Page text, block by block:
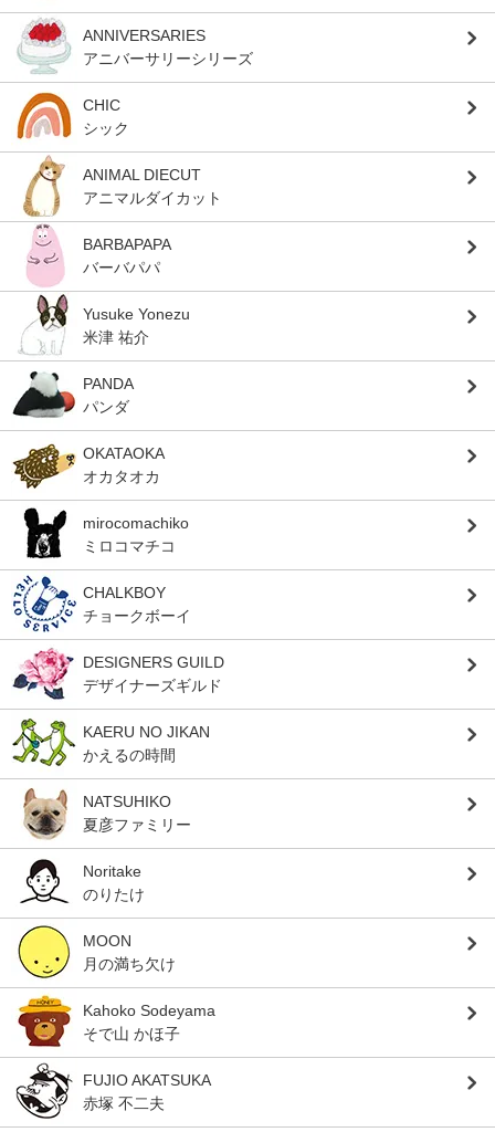
ANNIVERSARIES
アニバーサリーシリーズ
CHIC
シック
ANIMAL DIECUT
アニマルダイカット
BARBAPAPA
バーバパパ
Yusuke Yonezu
米津 祐介
PANDA
パンダ
OKATAOKA
オカタオカ
mirocomachiko
ミロコマチコ
CHALKBOY
チョークボーイ
DESIGNERS GUILD
デザイナーズギルド
KAERU NO JIKAN
かえるの時間
NATSUHIKO
夏彦ファミリー
Noritake
のりたけ
MOON
月の満ち欠け
Kahoko Sodeyama
そで山 かほ子
FUJIO AKATSUKA
赤塚 不二夫